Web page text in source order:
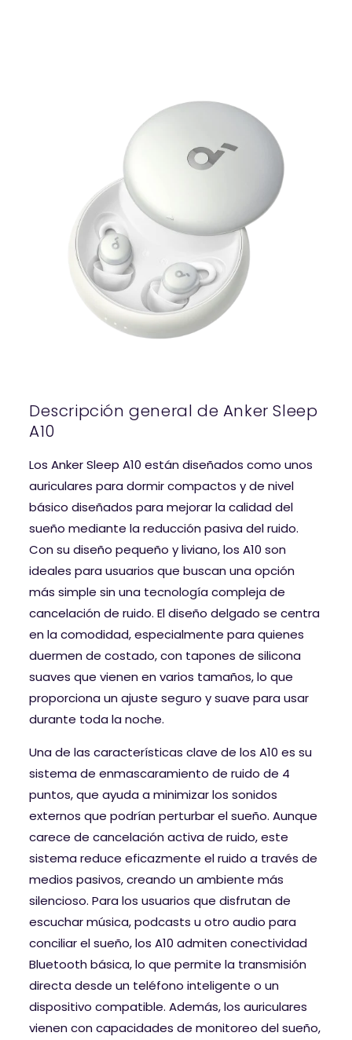
Descripción general de Anker Sleep
A10
Los Anker Sleep A10 están diseñados como unos
auriculares para dormir compactos y de nivel
básico diseñados para mejorar la calidad del
sueño mediante la reducción pasiva del ruido.
Con su diseño pequeño y liviano, los A10 son
ideales para usuarios que buscan una opción
más simple sin una tecnología compleja de
cancelación de ruido. El diseño delgado se centra
en la comodidad, especialmente para quienes
duermen de costado, con tapones de silicona
suaves que vienen en varios tamaños, lo que
proporciona un ajuste seguro y suave para usar
durante toda la noche.
Una de las características clave de los A10 es su
sistema de enmascaramiento de ruido de 4
puntos, que ayuda a minimizar los sonidos
externos que podrían perturbar el sueño. Aunque
carece de cancelación activa de ruido, este
sistema reduce eficazmente el ruido a través de
medios pasivos, creando un ambiente más
silencioso. Para los usuarios que disfrutan de
escuchar música, podcasts u otro audio para
conciliar el sueño, los A10 admiten conectividad
Bluetooth básica, lo que permite la transmisión
directa desde un teléfono inteligente o un
dispositivo compatible. Además, los auriculares
vienen con capacidades de monitoreo del sueño,